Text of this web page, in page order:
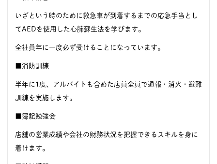
いざという時のために救急車が到着するまでの応急手当とし
てAEDを使用した心肺蘇生法を学びます。
全社員年に一度必ず受けることになっています。
■消防訓練
半年に1度、アルバイトも含めた店員全員で通報・消火・避難
訓練を実施します。
■簿記勉強会
店舗の営業成績や会社の財務状況を把握できるスキルを身に
着けます。